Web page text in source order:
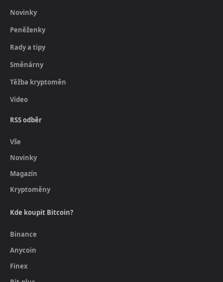
Novinky
Peněženky
Rady a tipy
Směnárny
Těžba kryptoměn
Video
RSS odběr
Vše
Novinky
Magazín
Kryptoměny
Kde koupit Bitcoin?
Binance
Anycoin
Finex